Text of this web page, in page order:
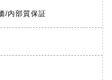
/内部質保証